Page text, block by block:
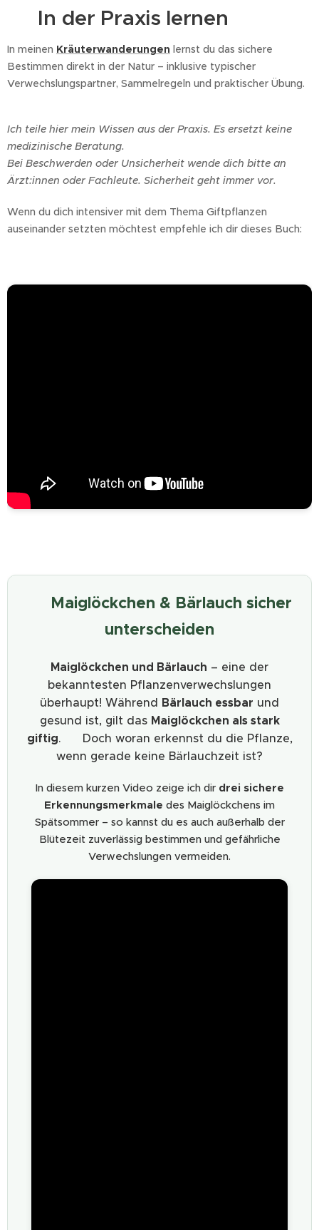
🌿 In der Praxis lernen
In meinen Kräuterwanderungen lernst du das sichere
Bestimmen direkt in der Natur – inklusive typischer
Verwechslungspartner, Sammelregeln und praktischer Übung.
Ich teile hier mein Wissen aus der Praxis. Es ersetzt keine
medizinische Beratung.
Bei Beschwerden oder Unsicherheit wende dich bitte an
Ärzt:innen oder Fachleute. Sicherheit geht immer vor.
Wenn du dich intensiver mit dem Thema Giftpflanzen
auseinander setzten möchtest empfehle ich dir dieses Buch:
🌿 Maiglöckchen & Bärlauch sicher
unterscheiden
Maiglöckchen und Bärlauch – eine der
bekanntesten Pflanzenverwechslungen
überhaupt! Während Bärlauch essbar und
gesund ist, gilt das Maiglöckchen als stark
giftig. ❌ Doch woran erkennst du die Pflanze,
wenn gerade keine Bärlauchzeit ist?
In diesem kurzen Video zeige ich dir drei sichere
Erkennungsmerkmale des Maiglöckchens im
Spätsommer – so kannst du es auch außerhalb der
Blütezeit zuverlässig bestimmen und gefährliche
Verwechslungen vermeiden.